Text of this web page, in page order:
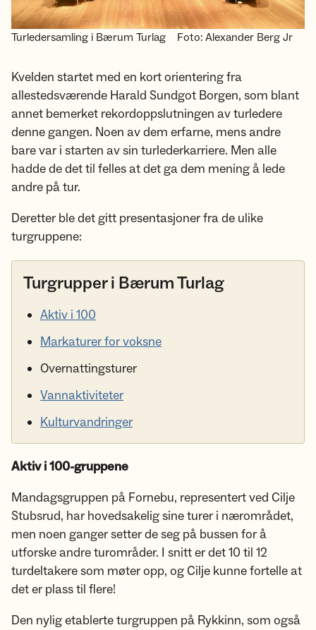
Turledersamling i Bærum Turlag Foto: Alexander Berg Jr
Kvelden startet med en kort orientering fra
allestedsværende Harald Sundgot Borgen, som blant
annet bemerket rekordoppslutningen av turledere
denne gangen. Noen av dem erfarne, mens andre
bare var i starten av sin turlederkarriere. Men alle
hadde de det til felles at det ga dem mening å lede
andre på tur.
Deretter ble det gitt presentasjoner fra de ulike
turgruppene:
Turgrupper i Bærum Turlag
Aktiv i 100
Markaturer for voksne
Overnattingsturer
Vannaktiviteter
Kulturvandringer
Aktiv i 100-gruppene
Mandagsgruppen på Fornebu, representert ved Cilje
Stubsrud, har hovedsakelig sine turer i nærområdet,
men noen ganger setter de seg på bussen for å
utforske andre turområder. I snitt er det 10 til 12
turdeltakere som møter opp, og Cilje kunne fortelle at
det er plass til flere!
Den nylig etablerte turgruppen på Rykkinn, som også